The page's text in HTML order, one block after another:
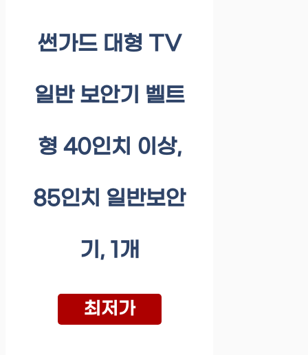
썬가드 대형 TV
일반 보안기 벨트
형 40인치 이상,
85인치 일반보안
기, 1개
최저가